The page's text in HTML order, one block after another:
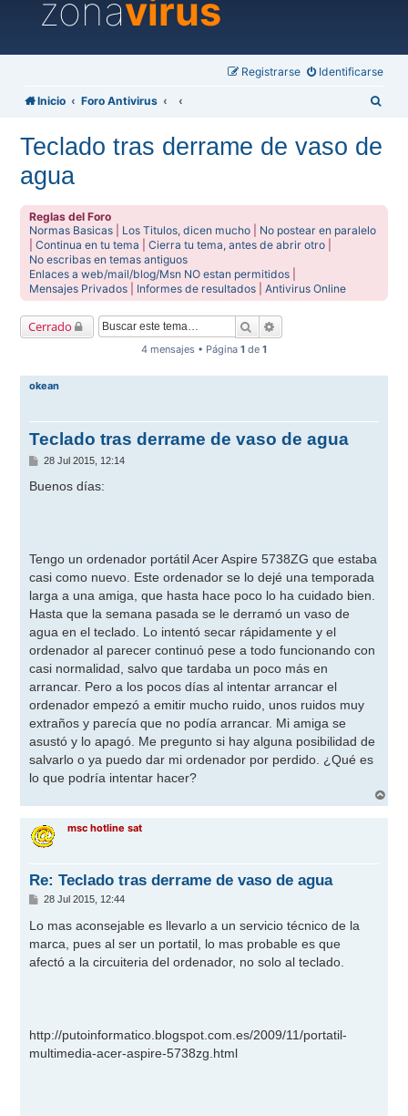
zonavirus
Identificarse
Registrarse
Inicio Foro Antivirus
Teclado tras derrame de vaso de
agua
Reglas del Foro
Normas Basicas
Los Titulos, dicen mucho
No postear en paralelo
|Continua en tu tema |Cierra tu tema, antes de abrir otro
No escribas en temas antiguos
Enlaces a web/mail/blog/Msn NO estan permitidos
Mensajes Privados
Informes de resultados |Antivirus Online
Cerrado Buscar
4 mensajes • Página 1 de 1
okean
Teclado tras derrame de vaso de agua
M
n
28 Jul 2015, 12:14
Buenos días:
Tengo un ordenador portátil Acer Aspire 5738ZG que estaba
casi como nuevo. Este ordenador se lo dejé una temporada
larga a una amiga, que hasta hace poco lo ha cuidado bien.
Hasta que la semana pasada se le derramó un vaso de
agua en el teclado. Lo intentó secar rápidamente y el
ordenador al parecer continuó pese a todo funcionando con
casi normalidad, salvo que tardaba un poco más en
arrancar. Pero a los pocos días al intentar arrancar el
ordenador empezó a emitir mucho ruido, unos ruidos muy
extraños y parecía que no podía arrancar. Mi amiga se
asustó y lo apagó. Me pregunto si hay alguna posibilidad de
salvarlo o ya puedo dar mi ordenador por perdido. ¿Qué es
lo que podría intentar hacer?
r
msc hotline sat
Re: Teclado tras derrame de vaso de agua
M
n
s
a
j
e
28 Jul 2015, 12:44
Lo mas aconsejable es llevarlo a un servicio técnico de la
marca, pues al ser un portatil, lo mas probable es que
afectó a la circuiteria del ordenador, no solo al teclado.
http://putoinformatico.blogspot.com.es/2009/11/portatil-
multimedia-acer-aspire-5738zg.html